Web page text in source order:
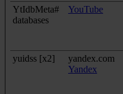
YtIdbMeta#
databases
YouTube
yuidss [x2]
yandex.com
Yandex